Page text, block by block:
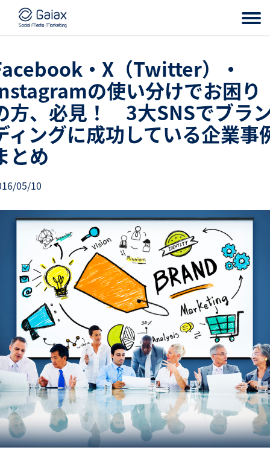
・X（Twitter）・
の使い分けでお困り
方、必見！ 3大SNSでブラ
ィングに成功している企業事
とめ
05/10